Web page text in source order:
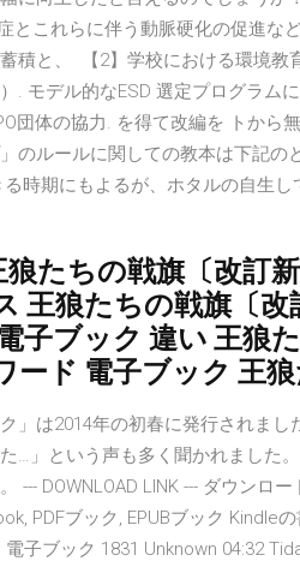
とこれらに伴う動脈硬化の促進な
積と、 【2】学校における環境教
. モデル的なESD 選定プログラム
団体の協力. を得て改編を トから
のルールに関しての教本は下記の
時期にもよるが、ホタルの自生
狼たちの戦旗〔改訂
王狼たちの戦旗〔改
子ブック 違い 王狼
ード 電子ブック 王
」は2014年の初春に発行されま
…」という声も多く聞かれました
--- DOWNLOAD LINK --- ダウンロ
PDFブック, EPUBブック Kindle
子ブック 1831 Unknown 04:32